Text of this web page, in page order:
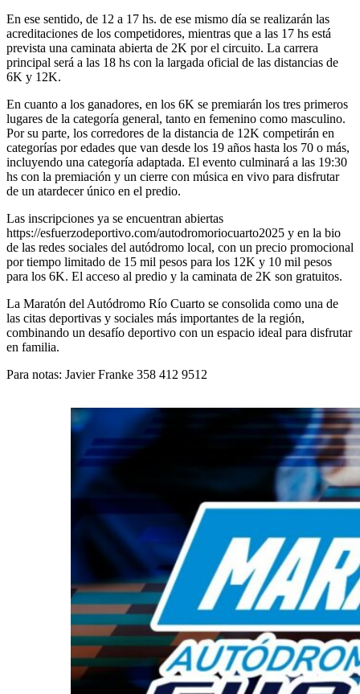
En ese sentido, de 12 a 17 hs. de ese mismo día se realizarán las
acreditaciones de los competidores, mientras que a las 17 hs está
prevista una caminata abierta de 2K por el circuito. La carrera
principal será a las 18 hs con la largada oficial de las distancias de
6K y 12K.
En cuanto a los ganadores, en los 6K se premiarán los tres primeros
lugares de la categoría general, tanto en femenino como masculino.
Por su parte, los corredores de la distancia de 12K competirán en
categorías por edades que van desde los 19 años hasta los 70 o más,
incluyendo una categoría adaptada. El evento culminará a las 19:30
hs con la premiación y un cierre con música en vivo para disfrutar
de un atardecer único en el predio.
Las inscripciones ya se encuentran abiertas
https://esfuerzodeportivo.com/autodromoriocuarto2025 y en la bio
de las redes sociales del autódromo local, con un precio promocional
por tiempo limitado de 15 mil pesos para los 12K y 10 mil pesos
para los 6K. El acceso al predio y la caminata de 2K son gratuitos.
La Maratón del Autódromo Río Cuarto se consolida como una de
las citas deportivas y sociales más importantes de la región,
combinando un desafío deportivo con un espacio ideal para disfrutar
en familia.
Para notas: Javier Franke 358 412 9512